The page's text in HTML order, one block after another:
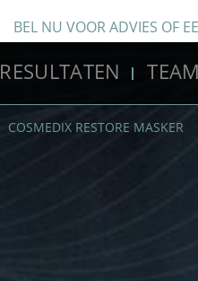
BEL NU VOOR ADVIES OF
RESULTATEN TEAM
COSMEDIX RESTORE MASKER